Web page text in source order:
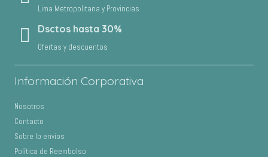
Lima Metropolitana y Provincias
Dsctos hasta 30%
Ofertas y descuentos
Información Corporativa
Nosotros
Contacto
Sobre lo envios
Política de Reembolso